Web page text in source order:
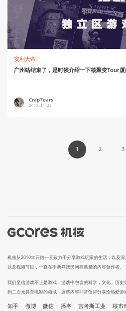
安利大帝
广州站结束了，是时候介绍一下核聚变Tour
CrapTears
2018-11-22
1 2 3
机核从2010年开始一直致力于分享游戏玩家的生活，以及
以及视频节目，一直在不断寻找民间高质量的内容创作者。
我们坚信游戏不止是游戏，游戏中包含的科学，文化，历
到二次元甚至电影的领域，这些内容非常值得分享给热爱游
知乎 微博 微信 播客 吉考斯工业 核市